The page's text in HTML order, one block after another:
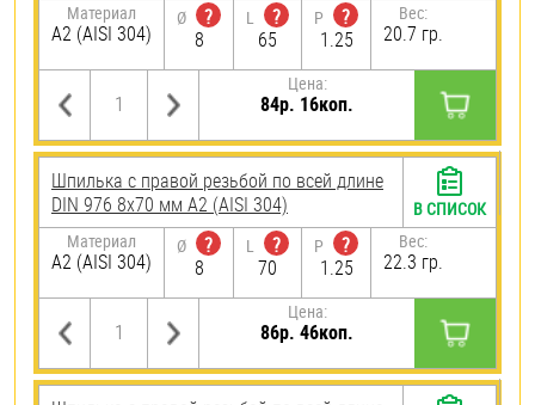
Материал
А2 (AISI 304)
Ø
?
8
L
?
65
P
?
1.25
Вес:
20.7 гр.
Цена:
84р. 16коп.
Шпилька с правой резьбой по всей длине
DIN 976 8х70 мм А2 (AISI 304)
Материал
А2 (AISI 304)
Ø
?
8
L
?
70
P
?
1.25
Вес:
22.3 гр.
Цена:
86р. 46коп.
В СПИСОК